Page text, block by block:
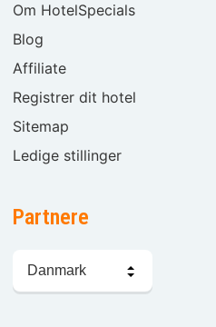
Om HotelSpecials
Blog
Affiliate
Registrer dit hotel
Sitemap
Ledige stillinger
Partnere